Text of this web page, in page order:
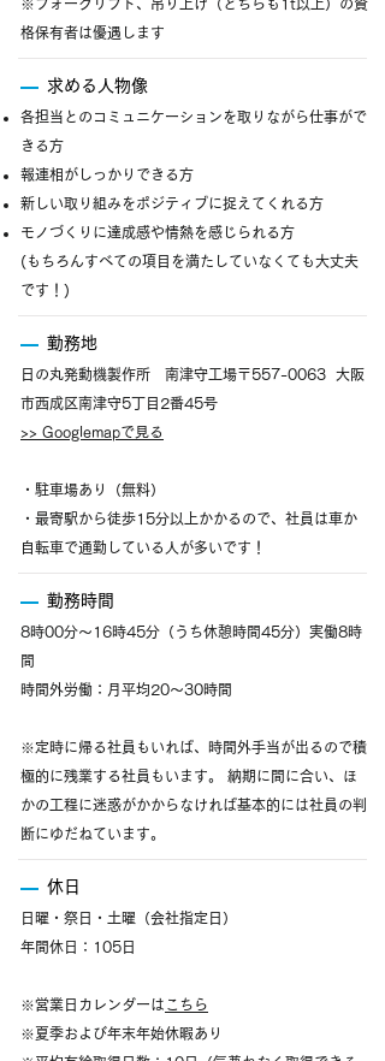
※フォークリフト、吊り上げ（どちらも1t以上）の資
格保有者は優遇します
求める人物像
各担当とのコミュニケーションを取りながら仕事がで
きる方
報連相がしっかりできる方
新しい取り組みをポジティブに捉えてくれる方
モノづくりに達成感や情熱を感じられる方
(もちろんすべての項目を満たしていなくても大丈夫
です！)
勤務地
日の丸発動機製作所 南津守工場〒557-0063 大阪
市西成区南津守5丁目2番45号
>> Googlemapで見る
・駐車場あり（無料）
・最寄駅から徒歩15分以上かかるので、社員は車か
自転車で通勤している人が多いです！
勤務時間
8時00分～16時45分（うち休憩時間45分）実働8時
間
時間外労働：月平均20～30時間
※定時に帰る社員もいれば、時間外手当が出るので積
極的に残業する社員もいます。 納期に間に合い、ほ
かの工程に迷惑がかからなければ基本的には社員の判
断にゆだねています。
休日
日曜・祭日・土曜（会社指定日）
年間休日：105日
※営業日カレンダーは こちら
※夏季および年末年始休暇あり